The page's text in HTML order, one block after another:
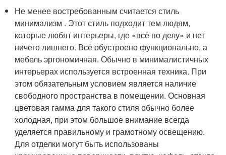
Не менее востребованным считается стиль
минимализм . Этот стиль подходит тем людям,
которые любят интерьеры, где «всё по делу» и нет
ничего лишнего. Всё обустроено функционально, а
мебель эргономичная. Обычно в минималистичных
интерьерах используется встроенная техника. При
этом обязательным условием является наличие
свободного пространства в помещении. Основная
цветовая гамма для такого стиля обычно более
холодная, при этом большое внимание всегда
уделяется правильному и грамотному освещению.
Для отделки могут быть использованы